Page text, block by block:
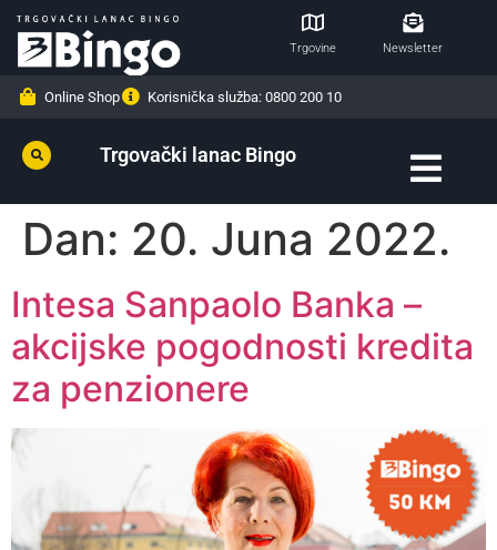
Trgovine Newsletter
Online Shop Korisnička služba: 0800 200 10
Trgovački lanac Bingo
Dan: 20. Juna 2022.
Intesa Sanpaolo Banka –
akcijske pogodnosti kredita
za penzionere